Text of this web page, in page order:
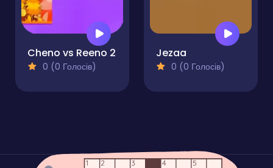
Cheno vs Reeno 2
0 (0 Голосів)
Jezaa
0 (0 Голосів)